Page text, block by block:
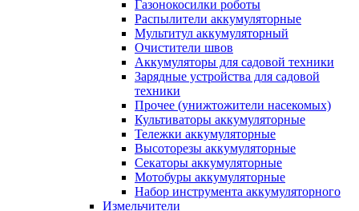
Газонокосилки роботы
Распылители аккумуляторные
Мультитул аккумуляторный
Очистители швов
Аккумуляторы для садовой техники
Зарядные устройства для садовой
техники
Прочее (унижтожители насекомых)
Культиваторы аккумуляторные
Тележки аккумуляторные
Высоторезы аккумуляторные
Секаторы аккумуляторные
Мотобуры аккумуляторные
Набор инструмента аккумуляторного
Измельчители